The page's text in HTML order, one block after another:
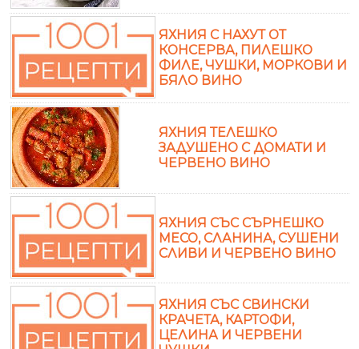
ЯХНИЯ С НАХУТ ОТ
КОНСЕРВА, ПИЛЕШКО
ФИЛЕ, ЧУШКИ, МОРКОВИ И
БЯЛО ВИНО
ЯХНИЯ ТЕЛЕШКО
ЗАДУШЕНО С ДОМАТИ И
ЧЕРВЕНО ВИНО
ЯХНИЯ СЪС СЪРНЕШКО
МЕСО, СЛАНИНА, СУШЕНИ
СЛИВИ И ЧЕРВЕНО ВИНО
ЯХНИЯ СЪС СВИНСКИ
КРАЧЕТА, КАРТОФИ,
ЦЕЛИНА И ЧЕРВЕНИ